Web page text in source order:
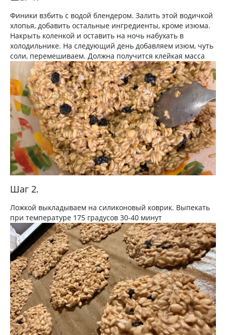
Финики взбить с водой блендером. Залить этой водичкой
хлопья, добавить остальные ингредиенты, кроме изюма.
Накрыть коленкой и оставить на ночь набухать в
холодильнике. На следующий день добавляем изюм, чуть
соли, перемешиваем. Должна получится клейкая масса
Шаг 2.
Ложкой выкладываем на силиконовый коврик. Выпекать
при температуре 175 градусов 30-40 минут